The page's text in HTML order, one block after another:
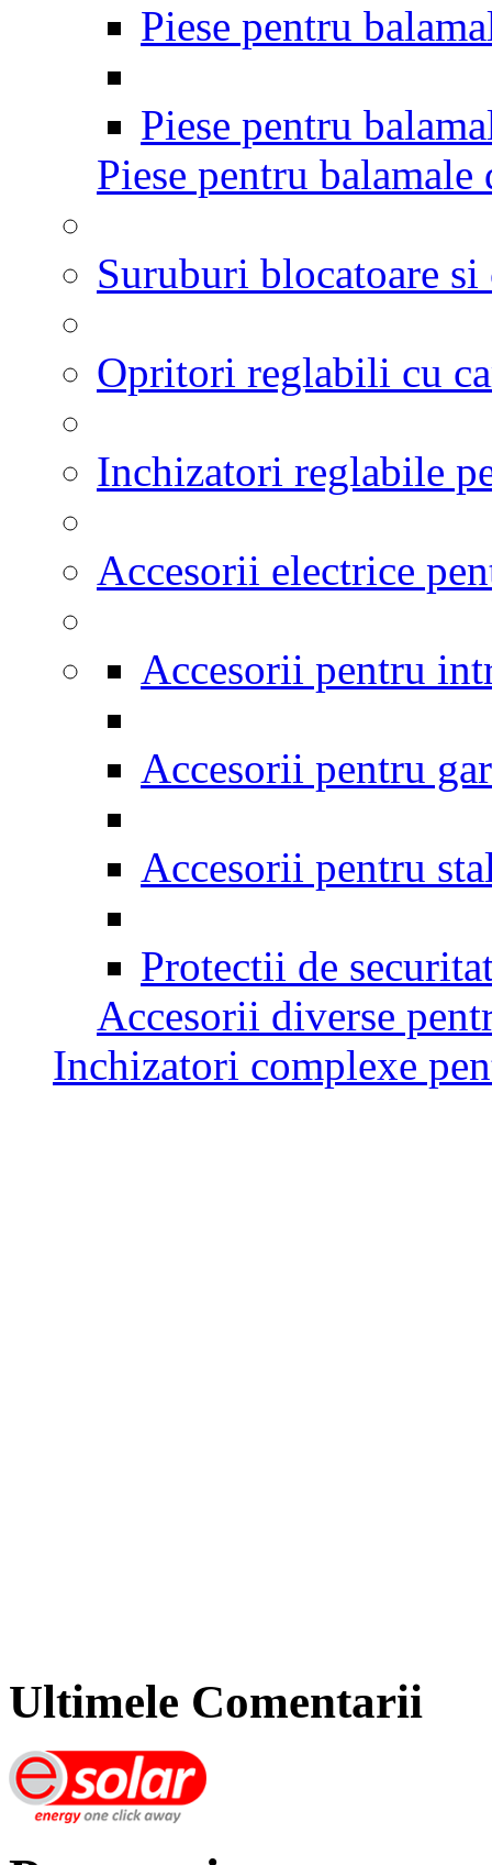
Piese pentru
Piese pentru
Piese pentru
Suruburi blocatoare
Opritori reglabili cu
Inchizatori reglabile
Accesorii electrice
Accesorii pentru
Accesorii pentru
Accesorii pentru
Protectii de
Accesorii diverse
Inchizatori complexe
Ultimele Comentarii